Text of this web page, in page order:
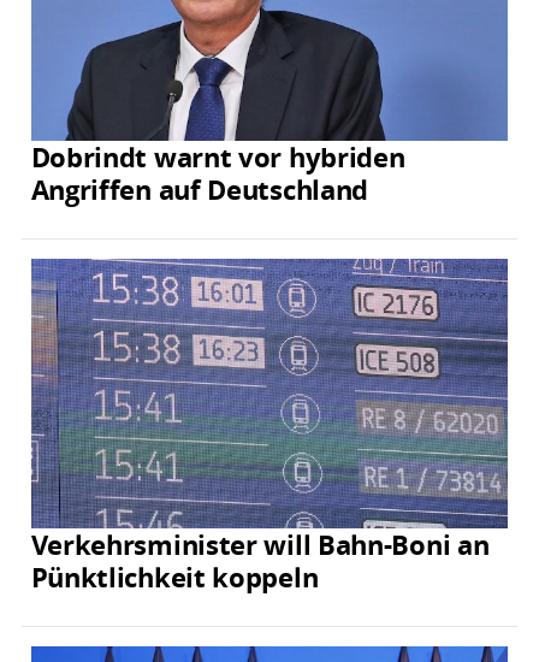
Dobrindt warnt vor hybriden
Angriffen auf Deutschland
Verkehrsminister will Bahn-Boni an
Pünktlichkeit koppeln